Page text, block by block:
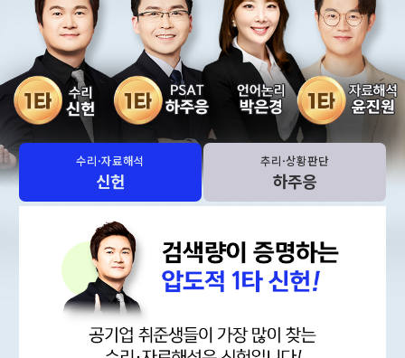
수리·자료해석
신헌
추리·상황판단
하주응